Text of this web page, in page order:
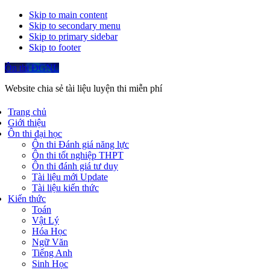
Skip to main content
Skip to secondary menu
Skip to primary sidebar
Skip to footer
Ôn thi ĐGNL
Website chia sẻ tài liệu luyện thi miễn phí
Trang chủ
Giới thiệu
Ôn thi đại học
Ôn thi Đánh giá năng lực
Ôn thi tốt nghiệp THPT
Ôn thi đánh giá tư duy
Tài liệu mới Update
Tài liệu kiến thức
Kiến thức
Toán
Vật Lý
Hóa Học
Ngữ Văn
Tiếng Anh
Sinh Học